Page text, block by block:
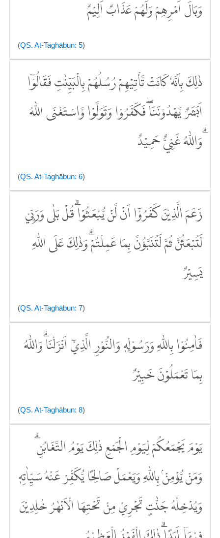
وَبَالَ اَمْرِهِمْ وَلَهُمْ عَذَابٌ اَلِيْمٌ
(QS. At-Taghābun: 5)
ذٰلِكَ بِاَنَّهٗ كَانَتْ تَّأْتِيْهِمْ رُسُلُهُمْ بِالْبَيِّنٰتِ فَقَالُوْٓا
اَبَشَرٌ يَّهْدُوْنَنَاۖ فَكَفَرُوْا وَتَوَلَّوْا وَّاسْتَغْنَى اللّٰهُ
ۗوَاللّٰهُ غَنِيٌّ حَمِيْدٌ
(QS. At-Taghābun: 6)
زَعَمَ الَّذِيْنَ كَفَرُوْٓا اَنْ لَّنْ يُّبْعَثُوْاۗ قُلْ بَلٰى وَرَبِّيْ
لَتُبْعَثُنَّ ثُمَّ لَتُنَبَّؤُنَّ بِمَا عَمِلْتُمْۗ وَذٰلِكَ عَلَى اللّٰهِ
يَسِيْرٌ
(QS. At-Taghābun: 7)
فَاٰمِنُوْا بِاللّٰهِ وَرَسُوْلِهٖ وَالنُّوْرِ الَّذِيْٓ اَنْزَلْنَاۗ وَاللّٰهُ
بِمَا تَعْمَلُوْنَ خَبِيْرٌ
(QS. At-Taghābun: 8)
يَوْمَ يَجْمَعُكُمْ لِيَوْمِ الْجَمْعِ ذٰلِكَ يَوْمُ التَّغَابُنِۗ
وَمَنْ يُّؤْمِنْۢ بِاللّٰهِ وَيَعْمَلْ صَالِحًا يُّكَفِّرْ عَنْهُ سَيِّاٰتِهٖ
وَيُدْخِلْهُ جَنّٰتٍ تَجْرِيْ مِنْ تَحْتِهَا الْاَنْهٰرُ خٰلِدِيْنَ